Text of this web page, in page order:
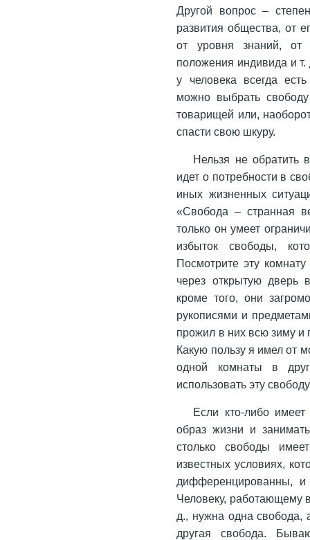
Другой вопрос –
развития общества, от
от уровня знаний, от
положения индивида и
у человека всегда
можно выбрать
товарищей или,
спасти свою шкуру.
Нельзя не обратить
идет о потребности в
иных жизненных
«Свобода – странная
только он умеет
избыток свободы,
Посмотрите эту
через открытую дверь
кроме того, они
рукописями и
прожил в них всю зиму и
Какую пользу я имел от
одной комнаты в
использовать эту
Если кто-либо
образ жизни и
столько свободы
известных условиях,
дифференцированны, и
Человеку, работающему
д., нужна одна свобода,
другая свобода.